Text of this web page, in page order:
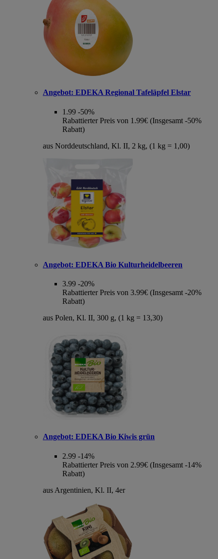
Angebot: EDEKA Regional Tafeläpfel Elstar
1.99 -50%
Rabattierter Preis von 1.99€ (Insgesamt -50%
Rabatt)
aus Norddeutschland, Kl. II, 2 kg, (1 kg = 1,00)
Angebot: EDEKA Bio Kulturheidelbeeren
3.99 -20%
Rabattierter Preis von 3.99€ (Insgesamt -20%
Rabatt)
aus Polen, Kl. II, 300 g, (1 kg = 13,30)
Angebot: EDEKA Bio Kiwis grün
2.99 -14%
Rabattierter Preis von 2.99€ (Insgesamt -14%
Rabatt)
aus Argentinien, Kl. II, 4er